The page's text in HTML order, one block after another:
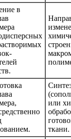
в
или
ткани.